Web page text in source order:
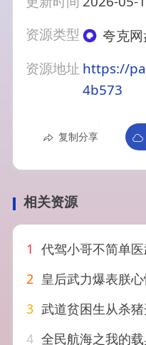
资源类型
夸克网
资源地址 https://
4b573
复制分享
相关资源
1 代驾小哥不简单医武双
2 皇后武力爆表朕
3 武道贫困生从杀猪
4 全民航海之我的载